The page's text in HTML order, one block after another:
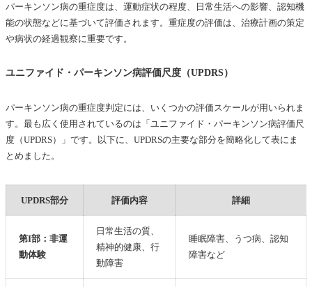
パーキンソン病の重症度は、運動症状の程度、日常生活への影響、認知機
能の状態などに基づいて評価されます。重症度の評価は、治療計画の策定
や病状の経過観察に重要です。
ユニファイド・パーキンソン病評価尺度（UPDRS）
パーキンソン病の重症度判定には、いくつかの評価スケールが用いられま
す。最も広く使用されているのは「ユニファイド・パーキンソン病評価尺
度（UPDRS）」です。以下に、UPDRSの主要な部分を簡略化して表にま
とめました。
UPDRS部分 評価内容 詳細
第I部：非運
動体験
日常生活の質、
精神的健康、行
動障害
睡眠障害、うつ病、認知
障害など